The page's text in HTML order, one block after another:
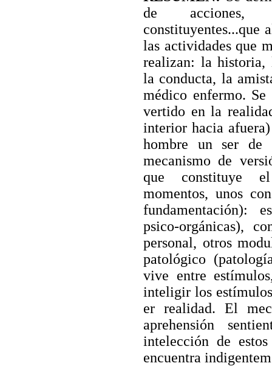
de acciones,
constituyentes...que
las actividades que
realizan: la historia,
la conducta, la
médico enfermo.
vertido en la
interior hacia
hombre un ser de
mecanismo de
que constituye
momentos, unos
fundamentación):
psico-orgánicas),
personal, otros
patológico
vive entre
inteligir los
er realidad. El
aprehensión
intelección de
encuentra